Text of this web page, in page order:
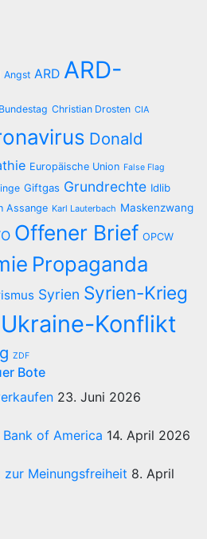
Angst ARD ARD-
Bundestag Christian Drosten CIA
Donald
Europäische Union False Flag
Giftgas Grundrechte Idlib
Assange Karl Lauterbach Maskenzwang
Offener Brief OPCW
Propaganda
Syrien Syrien-Krieg
Ukraine-Konflikt
ZDF
Bote
23. Juni 2026
of America 14. April 2026
zur Meinungsfreiheit 8. April